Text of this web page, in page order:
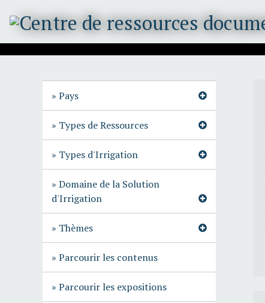
Pays
Types de Ressources
Types d'Irrigation
Domaine de la Solution
d'Irrigation
Thèmes
Parcourir les contenus
Parcourir les expositions